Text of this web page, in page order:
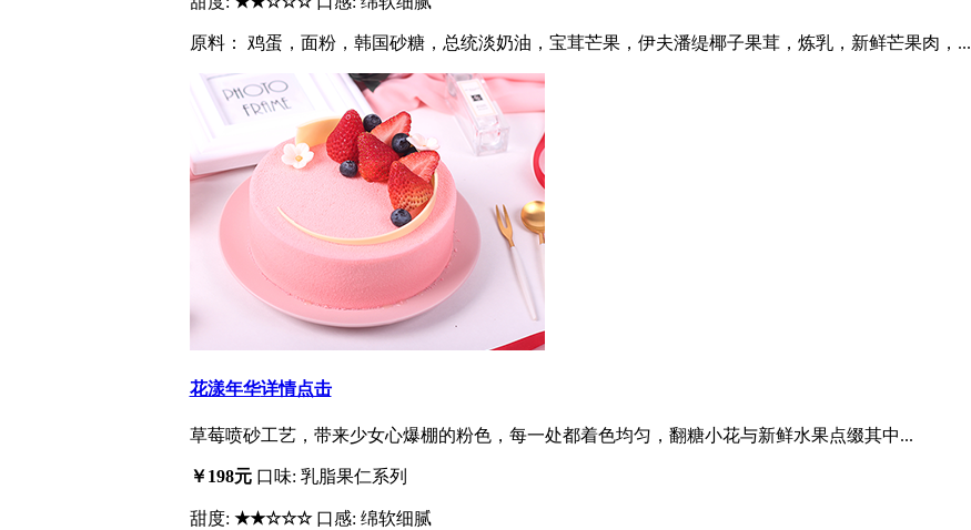
原料： 鸡蛋，面粉，韩国砂糖，总统淡奶油，宝茸芒果，伊夫潘缇椰子果茸，炼乳，新鲜芒果肉，...
花漾年华详情点击
草莓喷砂工艺，带来少女心爆棚的粉色，每一处都着色均匀，翻糖小花与新鲜水果点缀其中...
￥198元 口味: 乳脂果仁系列
甜度: ★★☆☆☆ 口感: 绵软细腻